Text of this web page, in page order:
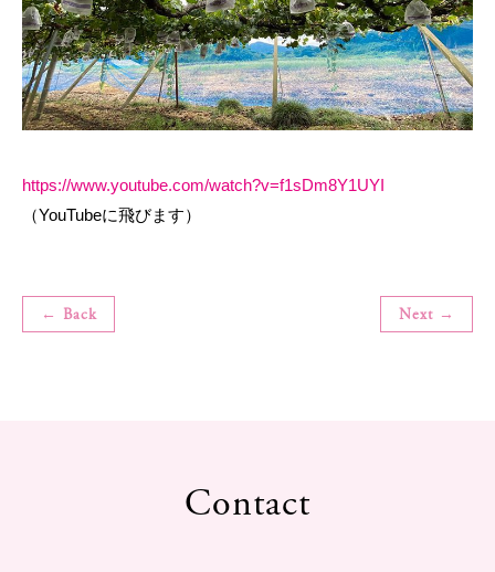
https://www.youtube.com/watch?v=f1sDm8Y1UYI
（YouTubeに飛びます）
← Back Next →
Contact